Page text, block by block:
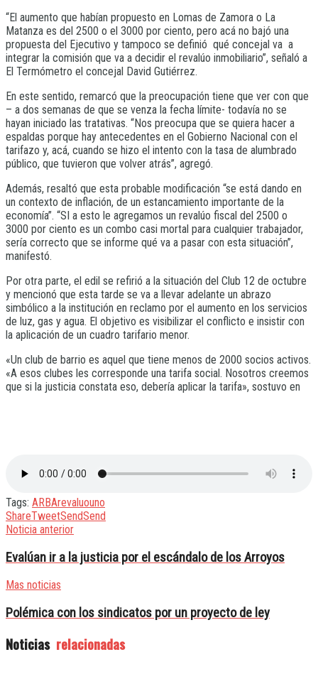
“El aumento que habían propuesto en Lomas de Zamora o La
Matanza es del 2500 o el 3000 por ciento, pero acá no bajó una
propuesta del Ejecutivo y tampoco se definió qué concejal va a
integrar la comisión que va a decidir el revalúo inmobiliario”, señaló a
El Termómetro el concejal David Gutiérrez.
En este sentido, remarcó que la preocupación tiene que ver con que
– a dos semanas de que se venza la fecha límite- todavía no se
hayan iniciado las tratativas. “Nos preocupa que se quiera hacer a
espaldas porque hay antecedentes en el Gobierno Nacional con el
tarifazo y, acá, cuando se hizo el intento con la tasa de alumbrado
público, que tuvieron que volver atrás”, agregó.
Además, resaltó que esta probable modificación “se está dando en
un contexto de inflación, de un estancamiento importante de la
economía”. “SI a esto le agregamos un revalúo fiscal del 2500 o
3000 por ciento es un combo casi mortal para cualquier trabajador,
sería correcto que se informe qué va a pasar con esta situación”,
manifestó.
Por otra parte, el edil se refirió a la situación del Club 12 de octubre
y mencionó que esta tarde se va a llevar adelante un abrazo
simbólico a la institución en reclamo por el aumento en los servicios
de luz, gas y agua. El objetivo es visibilizar el conflicto e insistir con
la aplicación de un cuadro tarifario menor.
«Un club de barrio es aquel que tiene menos de 2000 socios activos.
«A esos clubes les corresponde una tarifa social. Nosotros creemos
que si la justicia constata eso, debería aplicar la tarifa», sostuvo en
Tags: ARBArevaluouno
ShareTweetSendSend
Noticia anterior
Evalúan ir a la justicia por el escándalo de los Arroyos
Mas noticias
Polémica con los sindicatos por un proyecto de ley
Noticias relacionadas